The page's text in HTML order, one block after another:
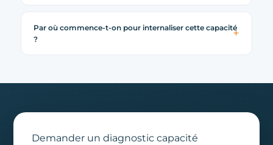
Par où commence-t-on pour internaliser cette capacité
?
Demander un diagnostic capacité